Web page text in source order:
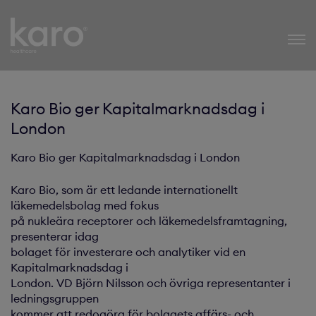
Karo Healthcare
Karo Bio ger Kapitalmarknadsdag i
London
Karo Bio ger Kapitalmarknadsdag i London
Karo Bio, som är ett ledande internationellt
läkemedelsbolag med fokus
på nukleära receptorer och läkemedelsframtagning,
presenterar idag
bolaget för investerare och analytiker vid en
Kapitalmarknadsdag i
London. VD Björn Nilsson och övriga representanter i
ledningsgruppen